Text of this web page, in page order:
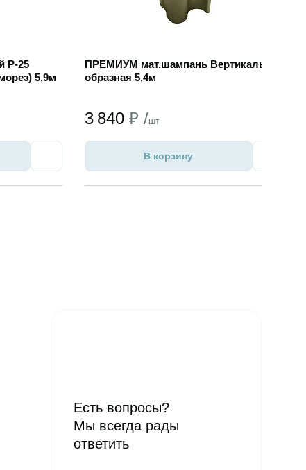
Р-25
5,9м
ПРЕМИУМ мат.шампань Вертикаль 2Н-
образная 5,4м
3 840 ₽ /шт
В корзину
Есть вопросы?
Мы всегда рады
ответить